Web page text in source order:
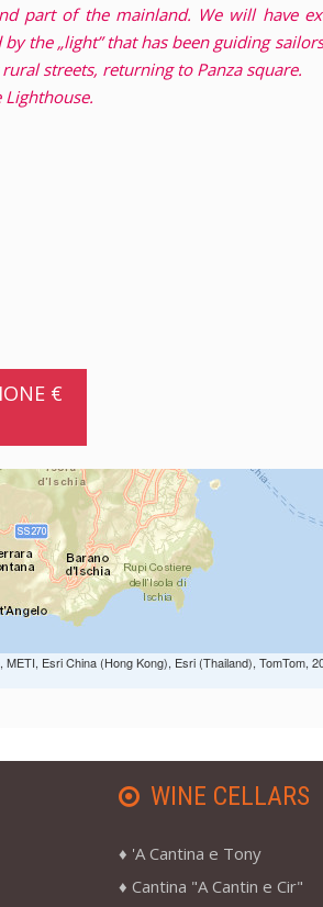
part of the mainland. We will have
the „light” that has been guiding
streets, returning to Panza square.
€
Esri China (Hong Kong), Esri (Thailand), TomTom,
WINE CELLARS
'A Cantina e Tony
Cantina "A Cantin e Cir"